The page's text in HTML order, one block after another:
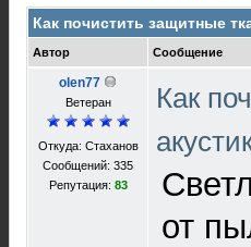
Как почистить защитные
Автор Сообщение
olen77
Ветеран
Откуда: Стаханов
Сообщений: 335
Репутация: 83
Как
от